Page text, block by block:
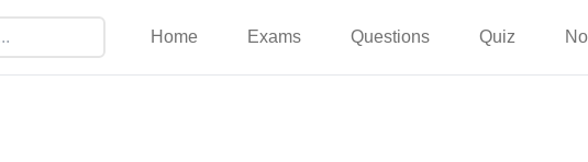
Home Exams Questions Quiz